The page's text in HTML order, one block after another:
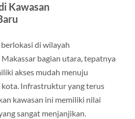
Kawasan
di wilayah
bagian utara, tepatnya
akses mudah menuju
Infrastruktur yang terus
kawasan ini memiliki nilai
sangat menjanjikan.